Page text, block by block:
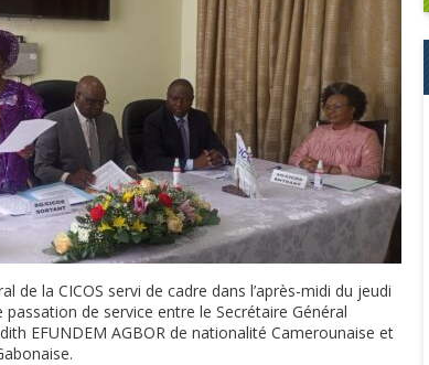
de la CICOS servi de cadre dans l’après-midi du jeudi
de service entre le Secrétaire Général
EFUNDEM AGBOR de nationalité Camerounaise et